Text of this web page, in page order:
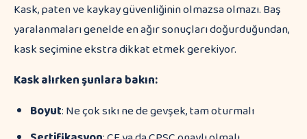
Kask, paten ve kaykay güvenliğinin olmazsa olmazı. Baş
yaralanmaları genelde en ağır sonuçları doğurduğundan,
kask seçimine ekstra dikkat etmek gerekiyor.
Kask alırken şunlara bakın:
Boyut: Ne çok sıkı ne de gevşek, tam oturmalı